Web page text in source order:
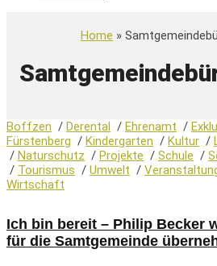
Home »
Boffzen / Derental / Ehrenamt /
Fürstenberg / Kindergarten / Kultur /
/ Naturschutz / Projekte / Schule /
/ Tourismus / Umwelt /
Wirtschaft
Ich bin bereit – Philip Becker
für die Samtgemeinde